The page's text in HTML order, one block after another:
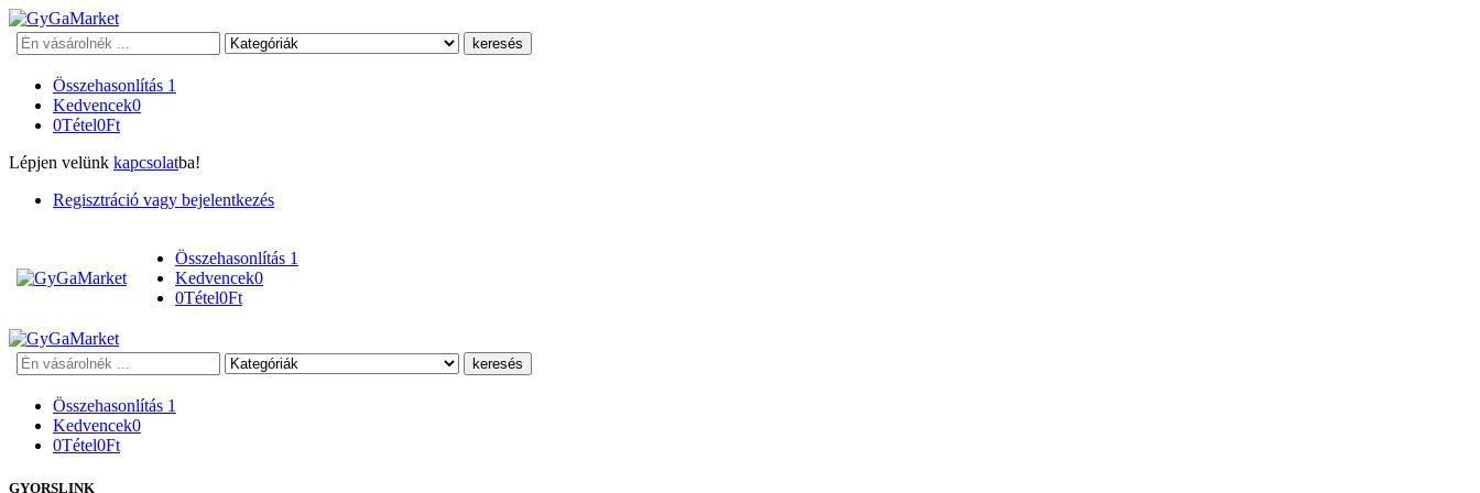
Keresés
Összehasonlítás 1
Kedvencek0
0Tétel0Ft
Lépjen velünk kapcsolatba!
Regisztráció vagy bejelentkezés
Összehasonlítás 1
Kedvencek0
0Tétel0Ft
Keresés
Összehasonlítás 1
Kedvencek0
0Tétel0Ft
GYORSLINK